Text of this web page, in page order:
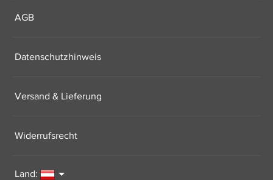
AGB
Datenschutzhinweis
Versand & Lieferung
Widerrufsrecht
Land: